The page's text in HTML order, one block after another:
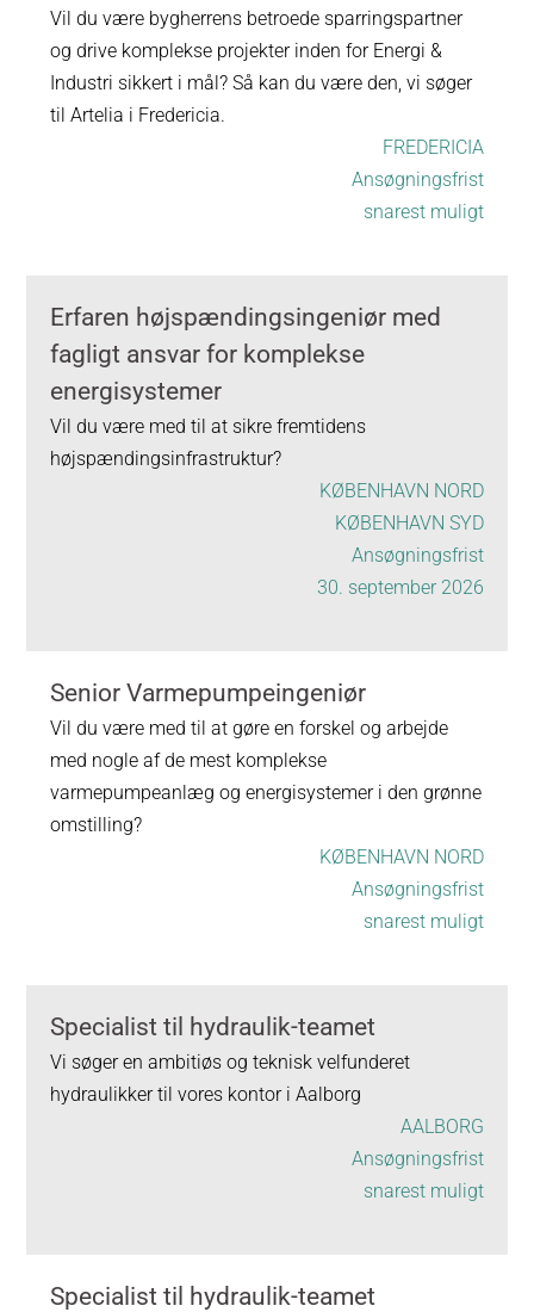
Vil du være bygherrens betroede sparringspartner
og drive komplekse projekter inden for Energi &
Industri sikkert i mål? Så kan du være den, vi søger
til Artelia i Fredericia.
FREDERICIA
Ansøgningsfrist
snarest muligt
Erfaren højspændingsingeniør med
fagligt ansvar for komplekse
energisystemer
Vil du være med til at sikre fremtidens
højspændingsinfrastruktur?
KØBENHAVN NORD
KØBENHAVN SYD
Ansøgningsfrist
30. september 2026
Senior Varmepumpeingeniør
Vil du være med til at gøre en forskel og arbejde
med nogle af de mest komplekse
varmepumpeanlæg og energisystemer i den grønne
omstilling?
KØBENHAVN NORD
Ansøgningsfrist
snarest muligt
Specialist til hydraulik-teamet
Vi søger en ambitiøs og teknisk velfunderet
hydraulikker til vores kontor i Aalborg
AALBORG
Ansøgningsfrist
snarest muligt
Specialist til hydraulik-teamet